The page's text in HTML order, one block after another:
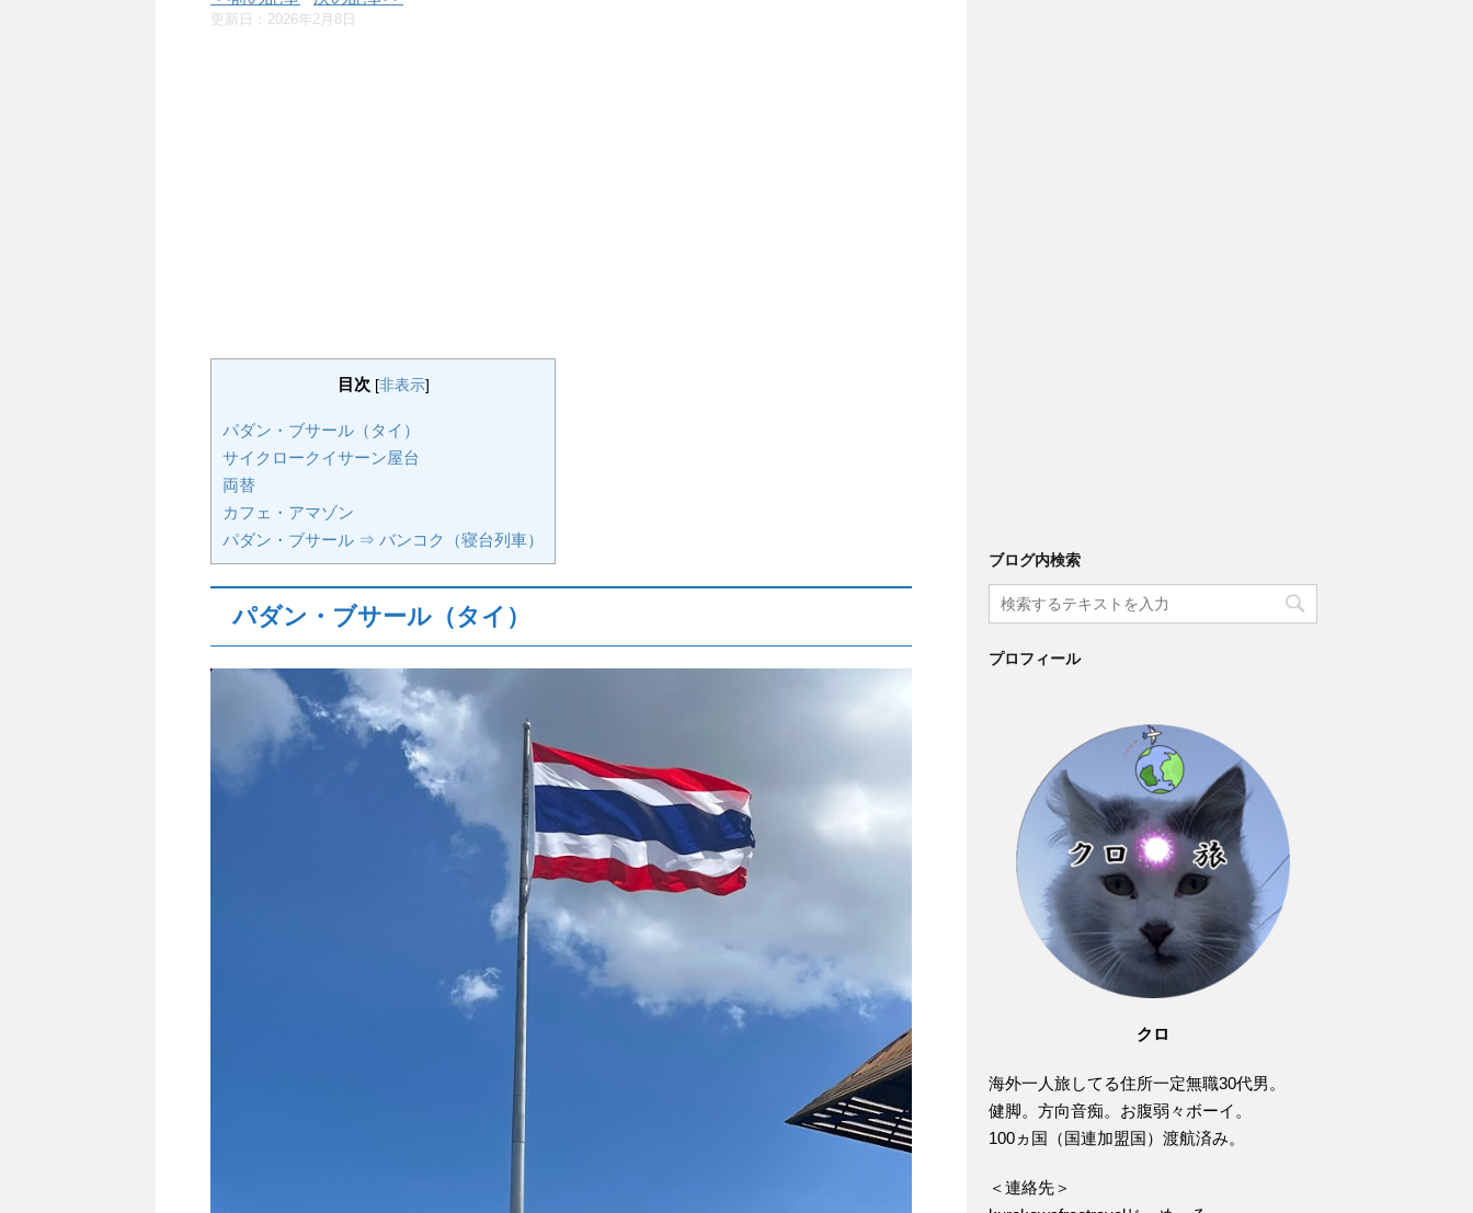
更新日： 2026年2月8日
目次 [非表示]
パダン・ブサール（タイ）
サイクロークイサーン屋台
両替
カフェ・アマゾン
パダン・ブサール ⇒ バンコク（寝台列車）
パダン・ブサール（タイ）
ブログ内検索
プロフィール
クロ
海外一人旅してる住所一定無職30代男。
健脚。方向音痴。お腹弱々ボーイ。
100ヵ国（国連加盟国）渡航済み。
＜連絡先＞